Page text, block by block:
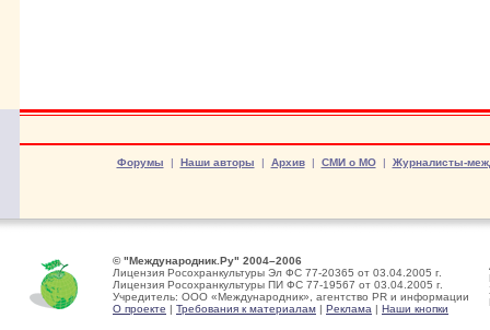
Форумы | Наши авторы | Архив| СМИ о МО| Журналисты-
© "Международник.Ру" 2004–2006
Лицензия Росохранкультуры Эл ФС 77-20365 от 03.04.2005 г.
Лицензия Росохранкультуры ПИ ФС 77-19567 от 03.04.2005 г.
Учредитель: ООО «Международник», агентство PR и информации
О проекте | Требования к материалам | Реклама | Наши кнопки